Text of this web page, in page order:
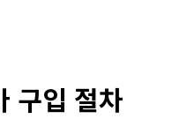
구입 절차